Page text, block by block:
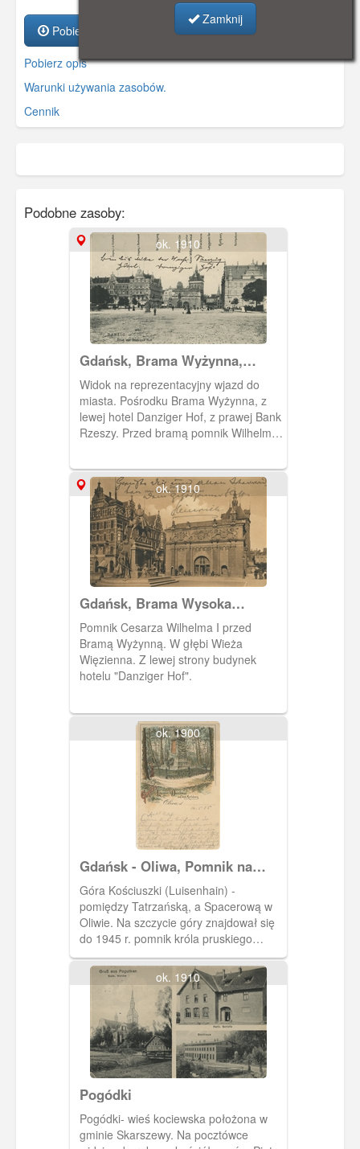
Pobierz zasób
Pobierz opis
Warunki używania zasobów.
Cennik
Podobne zasoby:
ok. 1910
Gdańsk, Brama Wyżynna,
Hohes Tor
Widok na reprezentacyjny wjazd do
miasta. Pośrodku Brama Wyżynna, z
lewej hotel Danziger Hof, z prawej Bank
Rzeszy. Przed bramą pomnik Wilhelma
Obieg 1911 r.
ok. 1910
Gdańsk, Brama Wysoka
(Wyżynna) i pomnik cesarza
Wilhelma I
Pomnik Cesarza Wilhelma I przed
Bramą Wyżynną. W głębi Wieża
Więzienna. Z lewej strony budynek
hotelu "Danziger Hof".
ok. 1900
Gdańsk - Oliwa, Pomnik na
Górze Kościuszki (Luisenhain)
Góra Kościuszki (Luisenhain) -
pomiędzy Tatrzańską, a Spacerową w
Oliwie. Na szczycie góry znajdował się
do 1945 r. pomnik króla pruskiego
Fryderyka III i jego żony, królowej Luisy
z 1889 r. - uwieczniony na tej
pocztówce. Pomnik ten był ozdobiony
orłem pruskim oraz inskrypcją wyrytą
na głazie (tworzącym ten pomnik)
cytatem z Goethego. Został zniszczony
w 1945 r. Cokół wykorzystano w 1975 r.
dla nowego pomnika ku czci Zygmunta
III Wazy oraz 350 - lecia Bitwy pod
Oliwą. Pocztówka w obiegu od 17 V
1905 r.
ok. 1910
Pogódki
Pogódki- wieś kociewska położona w
gminie Skarszewy. Na pocztówce
Zamknij